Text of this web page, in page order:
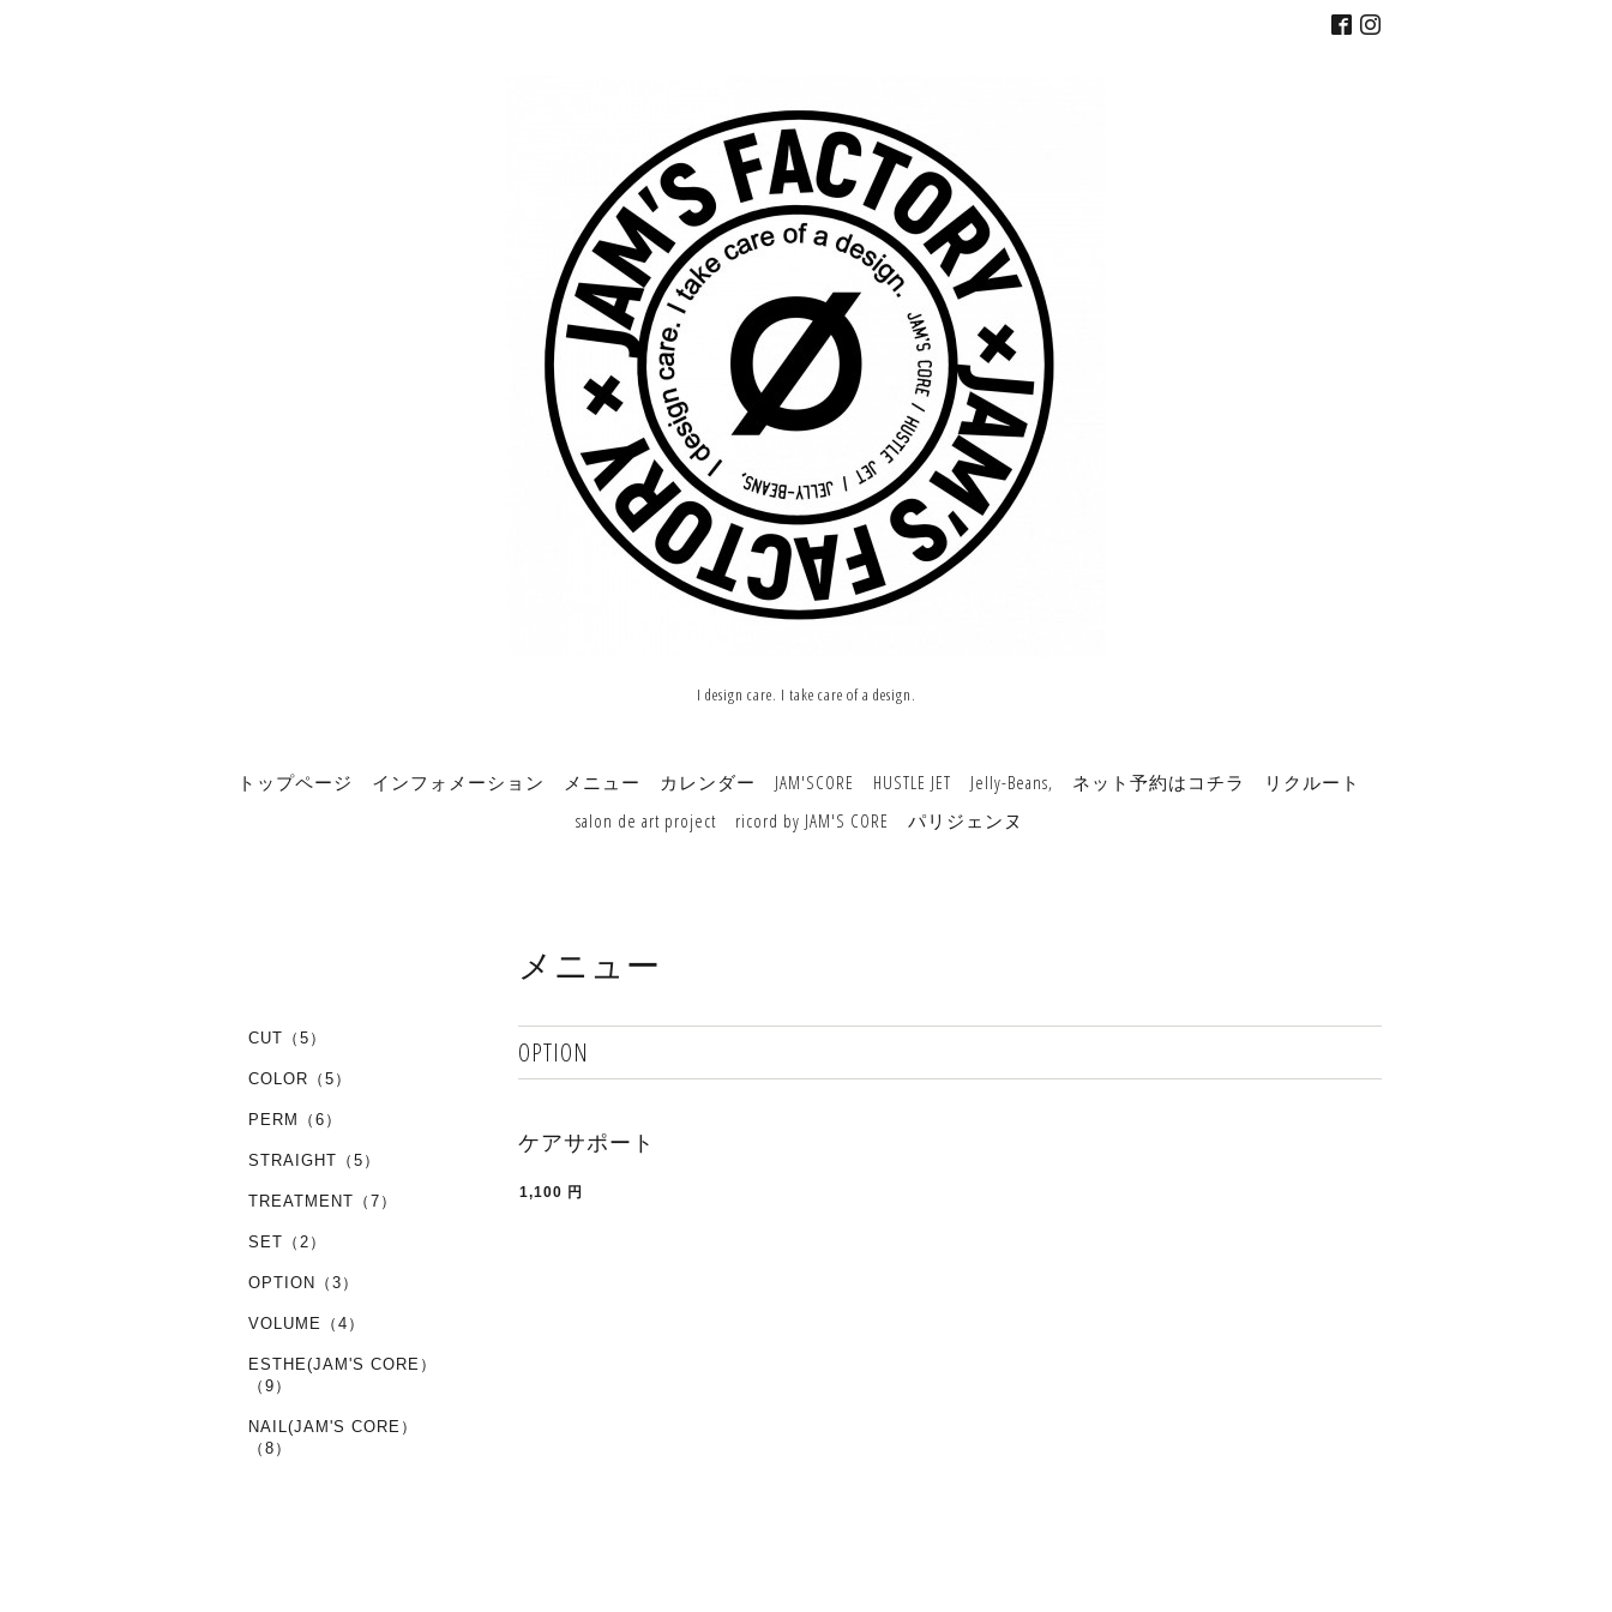
I design care. I take care of a design.
トップページ インフォメーション メニュー カレンダー JAM'SCORE HUSTLE JET Jelly-Beans, ネット予約はコチラ
リクルート
salon de art project
ricord by JAM'S CORE パリジェンヌ
メニュー
OPTION
ケアサポート
1,100 円
CUT（5）
COLOR（5）
PERM（6）
STRAIGHT（5）
TREATMENT（7）
SET（2）
OPTION（3）
VOLUME（4）
ESTHE(JAM'S CORE）
（9）
NAIL(JAM'S CORE）
（8）